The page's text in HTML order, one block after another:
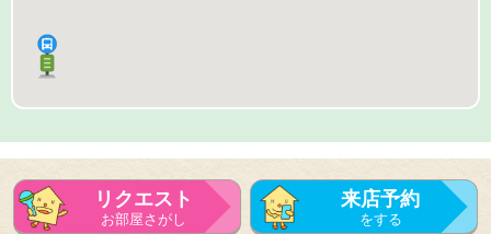
リクエスト
お部屋さがし
来店予約
をする